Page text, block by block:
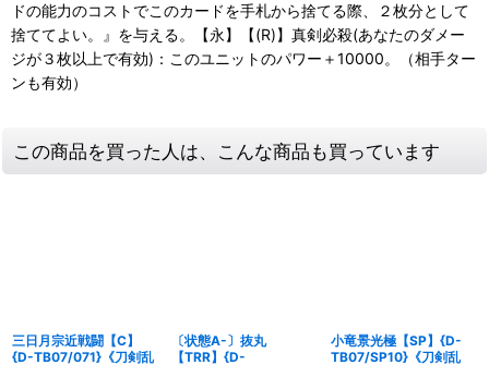
ドの能力のコストでこのカードを手札から捨てる際、２枚分として
捨ててよい。』を与える。【永】【(R)】真剣必殺(あなたのダメー
ジが３枚以上で有効)：このユニットのパワー＋10000。（相手ター
ンも有効）
この商品を買った人は、こんな商品も買っています
三日月宗近戦闘【C】
{D-TB07/071}《刀剣乱
〔状態A-〕抜丸
【TRR】{D-
小竜景光極【SP】{D-
TB07/SP10}《刀剣乱